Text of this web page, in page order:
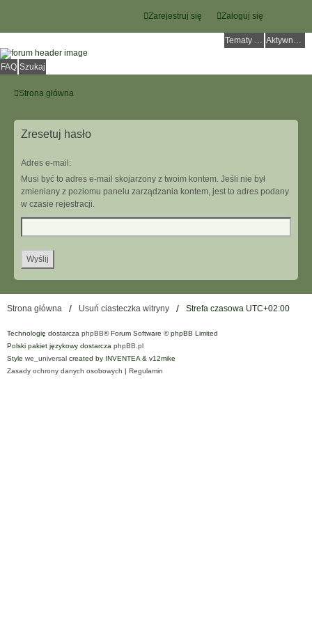
Zaloguj się
Zarejestruj się
Tematy bez odpowiedzi Aktywne tematy
FAQ Szukaj
Strona główna
Zresetuj hasło
Adres e-mail:
Musi być to adres e-mail skojarzony z twoim kontem. Jeśli nie był
zmieniany z poziomu panelu zarządzania kontem, jest to adres podany
w czasie rejestracji.
Strona główna Usuń ciasteczka witryny Strefa czasowa UTC+02:00
Technologię dostarcza phpBB® Forum Software © phpBB Limited
Polski pakiet językowy dostarcza phpBB.pl
Style we_universal created by INVENTEA & v12mike
Zasady ochrony danych osobowych | Regulamin